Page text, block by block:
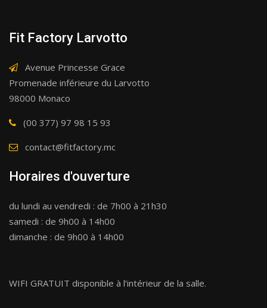
Fit Factory Larvotto
Avenue Princesse Grace
Promenade inférieure du Larvotto
98000 Monaco
(00 377) 97 98 15 93
contact@fitfactory.mc
Horaires d'ouverture
du lundi au vendredi : de 7h00 à 21h30
samedi : de 9h00 à 14h00
dimanche : de 9h00 à 14h00
WIFI GRATUIT disponible à l’intérieur de la salle.